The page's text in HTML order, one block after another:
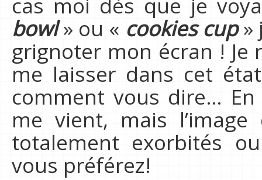
bowl» ou « cookies cup»
grignoter mon écran !
me laisser dans cet
comment vous dire…
me vient, mais
totalement exorbités
vous préférez!